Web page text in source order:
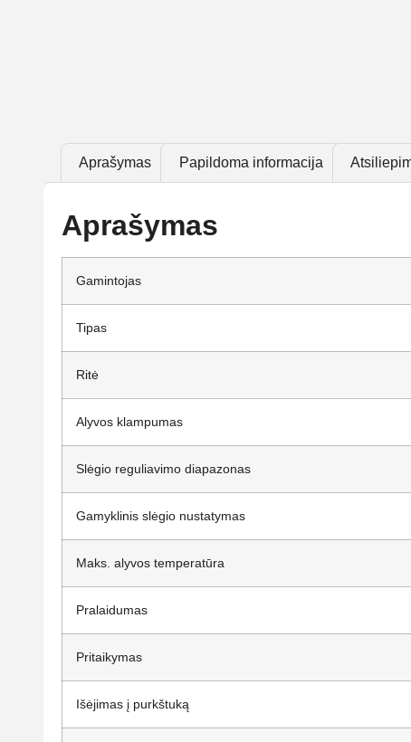
Aprašymas Papildoma informacija
Aprašymas
Gamintojas
Tipas
Ritė
Alyvos klampumas
Slėgio reguliavimo diapazonas
Gamyklinis slėgio nustatymas
Maks. alyvos temperatūra
Pralaidumas
Pritaikymas
Išėjimas į purkštuką